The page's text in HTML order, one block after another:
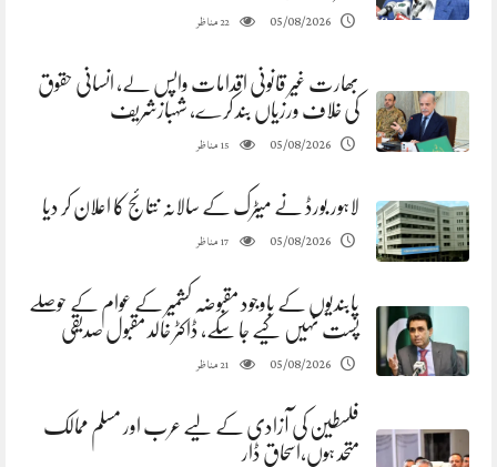
05/08/2026
22مناظر
بھارت غیر قانونی اقدامات واپس لے، انسانی حقوق
کی خلاف ورزیاں بند کرے، شہبازشریف
05/08/2026
15مناظر
لاہور بورڈ نے میٹرک کے سالانہ نتائج کا اعلان کر دیا
05/08/2026
17مناظر
پابندیوں کے باوجود مقبوضہ کشمیر کے عوام کے حوصلے
پست نہیں کیے جا سکے، ڈاکٹر خالد مقبول صدیقی
05/08/2026
21مناظر
فلسطین کی آزادی کے لیے عرب اور مسلم ممالک
متحد ہوں،اسحاق ڈار